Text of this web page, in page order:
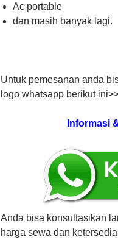
Ac portable
dan masih banyak lagi.
Untuk pemesanan anda
logo whatsapp berikut
Informasi
Anda bisa konsultasikan
harga sewa dan